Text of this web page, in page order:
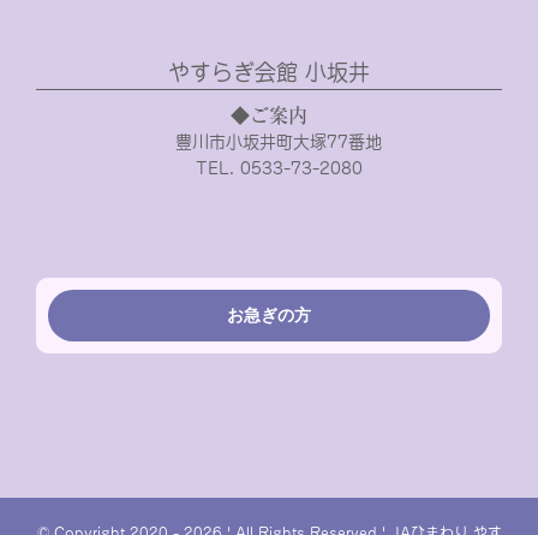
やすらぎ会館 小坂井
◆ご案内
豊川市小坂井町大塚77番地
TEL. 0533-73-2080
お急ぎの方